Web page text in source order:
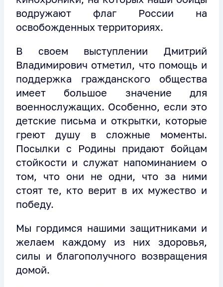
водружают флаг России на
освобожденных территориях.
В своем выступлении Дмитрий
Владимирович отметил, что помощь и
поддержка гражданского общества
имеет большое значение для
военнослужащих. Особенно, если это
детские письма и открытки, которые
греют душу в сложные моменты.
Посылки с Родины придают бойцам
стойкости и служат напоминанием о
том, что они не одни, что за ними
стоят те, кто верит в их мужество и
победу.
Мы гордимся нашими защитниками и
желаем каждому из них здоровья,
силы и благополучного возвращения
домой.